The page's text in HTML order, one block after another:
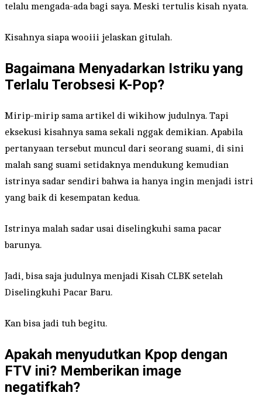
telalu mengada-ada bagi saya. Meski tertulis kisah nyata.
Kisahnya siapa wooiii jelaskan gitulah.
Bagaimana Menyadarkan Istriku yang
Terlalu Terobsesi K-Pop?
Mirip-mirip sama artikel di wikihow judulnya. Tapi
eksekusi kisahnya sama sekali nggak demikian. Apabila
pertanyaan tersebut muncul dari seorang suami, di sini
malah sang suami setidaknya mendukung kemudian
istrinya sadar sendiri bahwa ia hanya ingin menjadi istri
yang baik di kesempatan kedua.
Istrinya malah sadar usai diselingkuhi sama pacar
barunya.
Jadi, bisa saja judulnya menjadi Kisah CLBK setelah
Diselingkuhi Pacar Baru.
Kan bisa jadi tuh begitu.
Apakah menyudutkan Kpop dengan
FTV ini? Memberikan image
negatifkah?